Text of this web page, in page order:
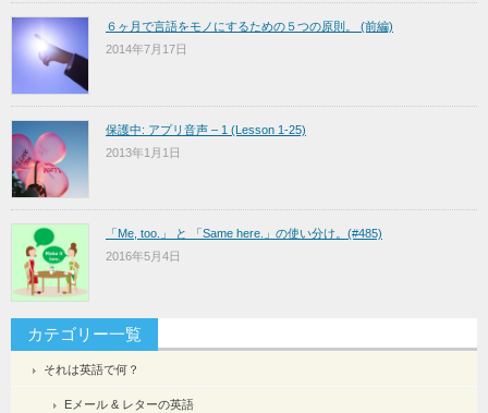
６ヶ月で言語をモノにするための５つの原則。 (前編)
2014年7月17日
保護中: アプリ音声 – 1 (Lesson 1-25)
2013年1月1日
「Me, too.」 と 「Same here.」の使い分け。(#485)
2016年5月4日
カテゴリー一覧
それは英語で何？
Eメール & レターの英語